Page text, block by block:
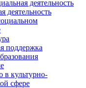
деятельность
деятельность
поддержка
в культурно-
сфере